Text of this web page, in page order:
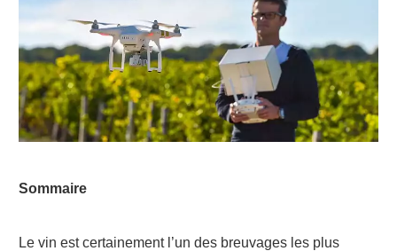
Sommaire
Le vin est certainement l’un des breuvages les plus